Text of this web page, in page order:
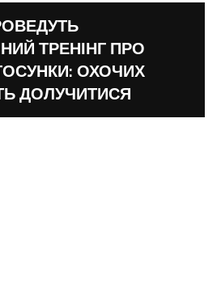
ТРЕНІНГ ПРО
ОХОЧИХ
ДОЛУЧИТИСЯ